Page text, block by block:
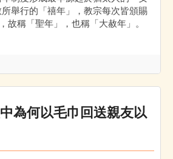
舉行的「禧年」，教宗每次皆頒賜
故稱「聖年」，也稱「大赦年」。
為何以毛巾回送親友以